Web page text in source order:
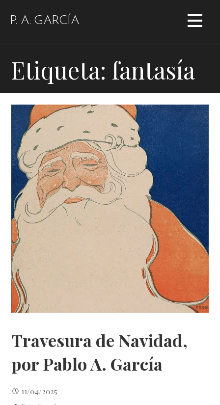
P. A. GARCÍA
Etiqueta: fantasía
Travesura de Navidad,
por Pablo A. García
11/04/2025